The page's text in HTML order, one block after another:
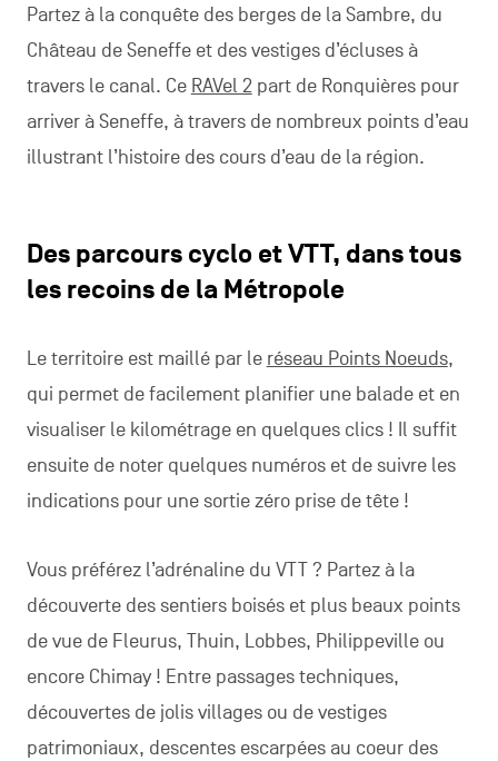
Partez à la conquête des berges de la Sambre, du
Château de Seneffe et des vestiges d’écluses à
travers le canal. Ce RAVel 2part de Ronquières pour
arriver à Seneffe, à travers de nombreux points d’eau
illustrant l’histoire des cours d’eau de la région.
Des parcours cyclo et VTT, dans tous
les recoins de la Métropole
Le territoire est maillé par le réseau Points Noeuds,
qui permet de facilement planifier une balade et en
visualiser le kilométrage en quelques clics ! Il suffit
ensuite de noter quelques numéros et de suivre les
indications pour une sortie zéro prise de tête !
Vous préférez l’adrénaline du VTT ? Partez à la
découverte des sentiers boisés et plus beaux points
de vue de Fleurus, Thuin, Lobbes, Philippeville ou
encore Chimay ! Entre passages techniques,
découvertes de jolis villages ou de vestiges
patrimoniaux, descentes escarpées au coeur des